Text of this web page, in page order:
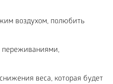
воздухом, полюбить
переживаниями,
веса, которая будет